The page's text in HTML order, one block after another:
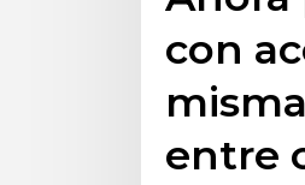
con
entre